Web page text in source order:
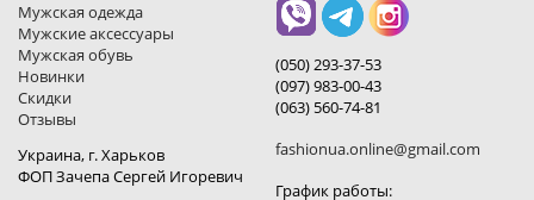
Мужская одежда
Мужские аксессуары
Мужская обувь
Новинки
Скидки
Отзывы
Украина, г. Харьков
ФОП Зачепа Сергей Игоревич
(050) 293-37-53
(097) 983-00-43
(063) 560-74-81
fashionua.online@gmail.com
График работы: